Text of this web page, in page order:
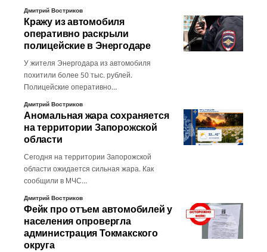
Дмитрий Востриков
Кражу из автомобиля
оперативно раскрыли
полицейские в Энергодаре
У жителя Энергодара из автомобиля
похитили более 50 тыс. рублей.
Полицейские оперативно…
Дмитрий Востриков
Аномальная жара сохраняется
на территории Запорожской
области
Сегодня на территории Запорожской
области ожидается сильная жара. Как
сообщили в МЧС…
Дмитрий Востриков
Фейк про отъем автомобилей у
населения опровергла
администрация Токмакского
округа